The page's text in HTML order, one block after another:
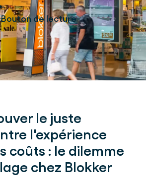
le juste
l'expérience
coûts : le dilemme
chez Blokker